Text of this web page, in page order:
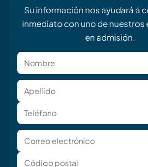
Su información nos ayudará a
inmediato con uno de nuestros
en admisión.